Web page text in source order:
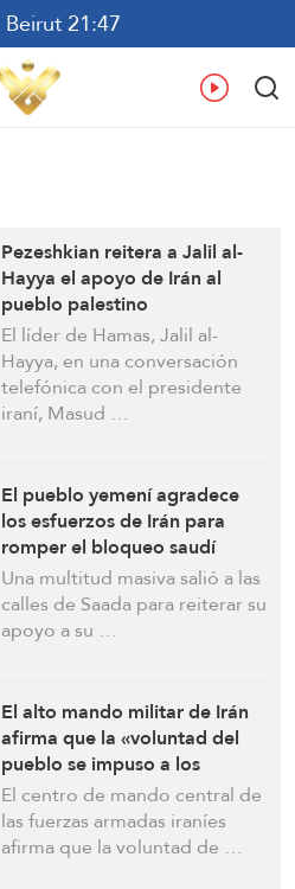
Beirut 21:47
ع En
Pezeshkian reitera a Jalil al-
Hayya el apoyo de Irán al
pueblo palestino
El líder de Hamas, Jalil al-
Hayya, en una conversación
telefónica con el presidente
iraní, Masud …
El pueblo yemení agradece
los esfuerzos de Irán para
romper el bloqueo saudí
Una multitud masiva salió a las
calles de Saada para reiterar su
apoyo a su …
El alto mando militar de Irán
afirma que la «voluntad del
pueblo se impuso a los
enemigos» tras la firma de un
memorando de
entendimiento para poner fin
a la guerra
El centro de mando central de
las fuerzas armadas iraníes
afirma que la voluntad de …